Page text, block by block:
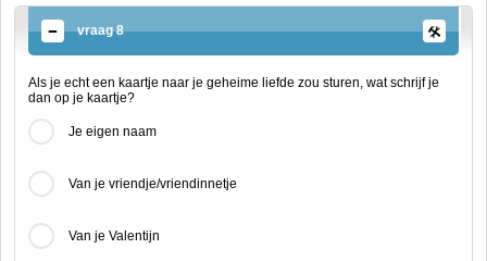
vraag 8
Als je echt een kaartje naar je geheime liefde zou sturen, wat schrijf je
dan op je kaartje?
Je eigen naam
Van je vriendje/vriendinnetje
Van je Valentijn